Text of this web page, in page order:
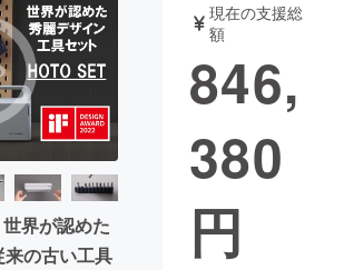
界が認めた
の古い工具
現在の支援総
額
846,
380
円